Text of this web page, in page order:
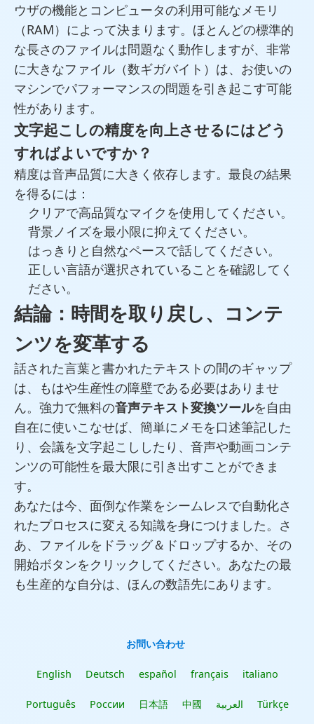
ウザの機能とコンピュータの利用可能なメモリ
（RAM）によって決まります。ほとんどの標準的
な長さのファイルは問題なく動作しますが、非常
に大きなファイル（数ギガバイト）は、お使いの
マシンでパフォーマンスの問題を引き起こす可能
性があります。
文字起こしの精度を向上させるにはどう
すればよいですか？
精度は音声品質に大きく依存します。最良の結果
を得るには：
クリアで高品質なマイクを使用してください。
背景ノイズを最小限に抑えてください。
はっきりと自然なペースで話してください。
正しい言語が選択されていることを確認してく
ださい。
結論：時間を取り戻し、コンテ
ンツを変革する
話された言葉と書かれたテキストの間のギャップ
は、もはや生産性の障壁である必要はありませ
ん。強力で無料の音声テキスト変換ツールを自由
自在に使いこなせば、簡単にメモを口述筆記した
り、会議を文字起こししたり、音声や動画コンテ
ンツの可能性を最大限に引き出すことができま
す。
あなたは今、面倒な作業をシームレスで自動化さ
れたプロセスに変える知識を身につけました。さ
あ、ファイルをドラッグ＆ドロップするか、その
開始ボタンをクリックしてください。あなたの最
も生産的な自分は、ほんの数語先にあります。
お問い合わせ
English Deutsch español français italiano
Português России 日本語 中國 العربية Türkçe